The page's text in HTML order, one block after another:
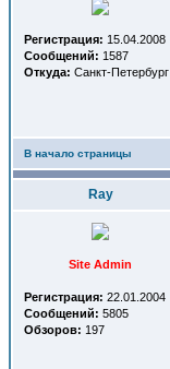
Регистрация: 15.04.2008
Сообщений: 1587
Откуда: Санкт-Петербург
В начало страницы
Ray
Site Admin
Регистрация: 22.01.2004
Сообщений: 5805
Обзоров: 197